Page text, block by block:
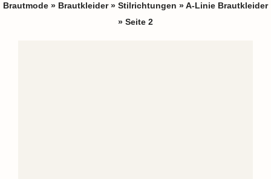
Brautmode » Brautkleider» Stilrichtungen » A-Linie Brautkleider
» Seite 2